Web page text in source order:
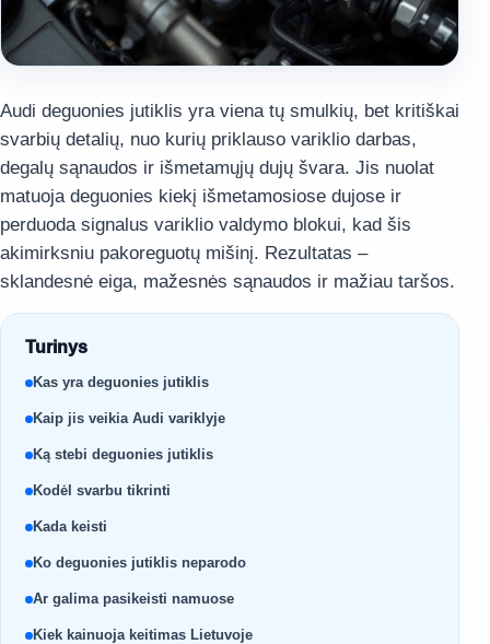
Audi deguonies jutiklis yra viena tų smulkių, bet kritiškai
svarbių detalių, nuo kurių priklauso variklio darbas,
degalų sąnaudos ir išmetamųjų dujų švara. Jis nuolat
matuoja deguonies kiekį išmetamosiose dujose ir
perduoda signalus variklio valdymo blokui, kad šis
akimirksniu pakoreguotų mišinį. Rezultatas –
sklandesnė eiga, mažesnės sąnaudos ir mažiau taršos.
Turinys
Kas yra deguonies jutiklis
Kaip jis veikia Audi variklyje
Ką stebi deguonies jutiklis
Kodėl svarbu tikrinti
Kada keisti
Ko deguonies jutiklis neparodo
Ar galima pasikeisti namuose
Kiek kainuoja keitimas Lietuvoje